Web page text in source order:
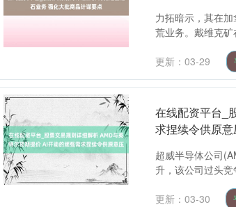
力拓暗示，其在
荒业务。戴维克
更新：03-29
在线配资平台_
求捏续令供原意
超威半导体公司
升，该公司过头
更新：03-30